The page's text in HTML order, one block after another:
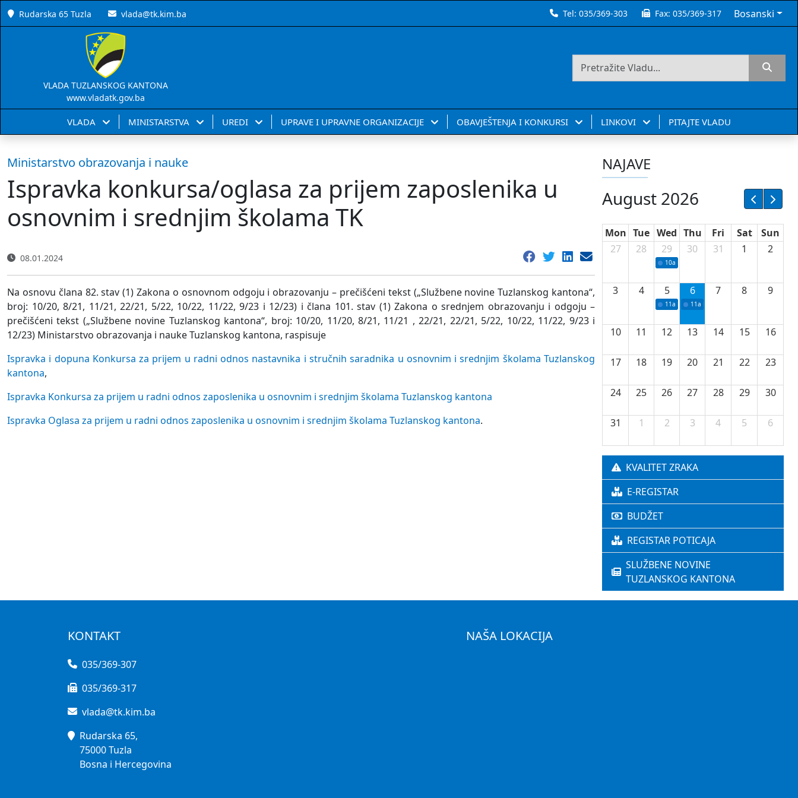
Rudarska 65 Tuzla vlada@tk.kim.ba Tel:035/369-303 Fax:035/369-317 Bosanski
VLADA TUZLANSKOG KANTONA
www.vladatk.gov.ba
VLADA MINISTARSTVA UREDI UPRAVE I UPRAVNE ORGANIZACIJE OBAVJEŠTENJA I KONKURSI LINKOVI PITAJTE VLADU
Ministarstvo obrazovanja i nauke
Ispravka konkursa/oglasa za prijem zaposlenika u
osnovnim i srednjim školama TK
08.01.2024
Na osnovu člana 82. stav (1) Zakona o osnovnom odgoju i obrazovanju – prečišćeni tekst („Službene novine Tuzlanskog kantona“,
broj: 10/20, 8/21, 11/21, 22/21, 5/22, 10/22, 11/22, 9/23 i 12/23) i člana 101. stav (1) Zakona o srednjem obrazovanju i odgoju –
prečišćeni tekst („Službene novine Tuzlanskog kantona“, broj: 10/20, 11/20, 8/21, 11/21 , 22/21, 22/21, 5/22, 10/22, 11/22, 9/23 i
12/23) Ministarstvo obrazovanja i nauke Tuzlanskog kantona, raspisuje
Ispravka i dopuna Konkursa za prijem u radni odnos nastavnika i stručnih saradnika u osnovnim i srednjim školama Tuzlanskog
kantona,
Ispravka Konkursa za prijem u radni odnos zaposlenika u osnovnim i srednjim školama Tuzlanskog kantona
Ispravka Oglasa za prijem u radni odnos zaposlenika u osnovnim i srednjim školama Tuzlanskog kantona.
NAJAVE
August 2026
Mon Tue Wed Thu Fri Sat
Sun
27
28 29
10a Potpisivanje ugovora sa neprofitnim
30 31 1 2
3 4 5
11a Potpisivanje ugovora o stipendijama
6
11a Podrška razvoju vodne
7 8 9
10 11 12 13 14 15 16
17 18 19 20 21 22 23
24 25 26 27 28 29 30
31 1 2 3 4 5 6
KVALITET ZRAKA
E-REGISTAR
BUDŽET
REGISTAR POTICAJA
SLUŽBENE NOVINE
TUZLANSKOG KANTONA
KONTAKT
035/369-307
035/369-317
vlada@tk.kim.ba
Rudarska 65,
75000 Tuzla
Bosna i Hercegovina
NAŠA LOKACIJA